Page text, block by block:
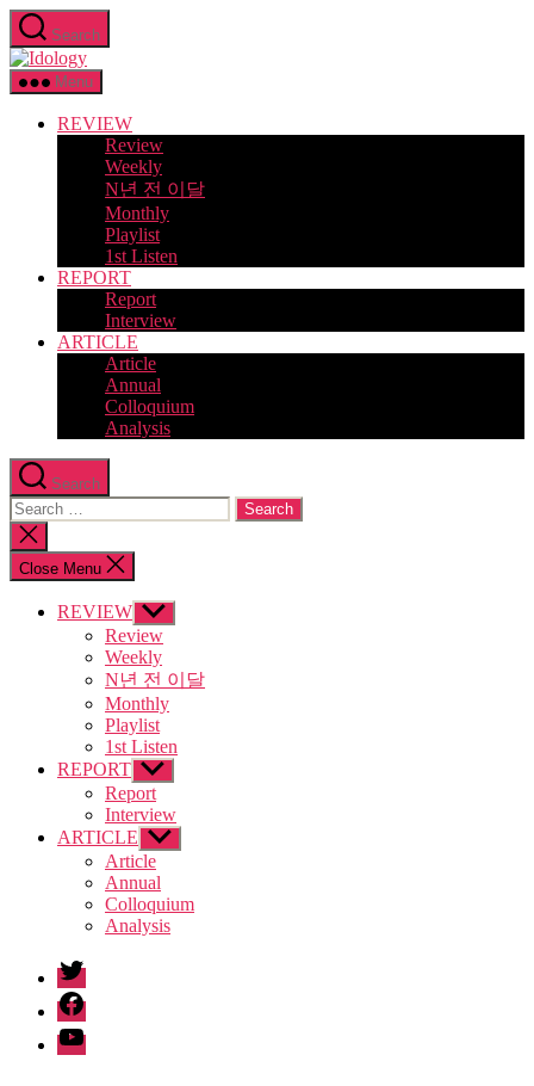
Skip
to
the
content
Search
Idology
Menu
REVIEW
Review
Weekly
N년 전 이달
Monthly
Playlist
1st Listen
REPORT
Report
Interview
ARTICLE
Article
Annual
Colloquium
Analysis
Search
Search
for:
Close
search
Close Menu
REVIEW Show
sub
menu
Review
Weekly
N년 전 이달
Monthly
Playlist
1st Listen
REPORT Show
sub
menu
Report
Interview
ARTICLE Show
sub
menu
Article
Annual
Colloquium
Analysis
twitter
facebook
Youtube